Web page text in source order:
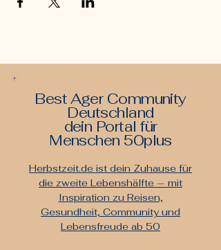
Best Ager Community
Deutschland
dein Portal für
Menschen 50plus
Herbstzeit.de ist dein Zuhause für
die zweite Lebenshälfte — mit
Inspiration zu Reisen,
Gesundheit, Community und
Lebensfreude ab 50